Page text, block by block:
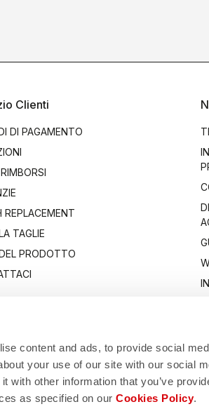
content and ads, to provide social
your use of our site with our social
with other information that you’ve
as specified on ourCookies Policy.
Clienti
DI PAGAMENTO
REPLACEMENT
TAGLIE
PRODOTTO